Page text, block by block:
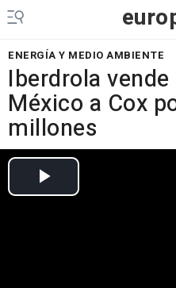
ENERGÍA Y MEDIO AMBIENTE
Iberdrola
México a Cox
millones